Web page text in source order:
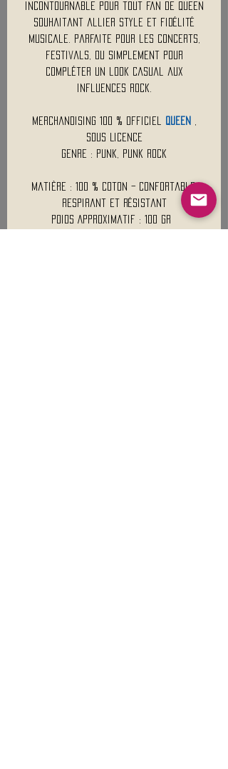
incontournable pour tout fan de Queen
souhaitant allier style et fidélité
musicale. Parfaite pour les concerts,
festivals, ou simplement pour
compléter un look casual aux
influences rock.
Merchandising 100 % Officiel QUEEN
Sous Licence
Genre : Punk, Punk Rock
Matière : 100 % coton – confortable,
respirant et résistant
Poids Approximatif : 100 Gr